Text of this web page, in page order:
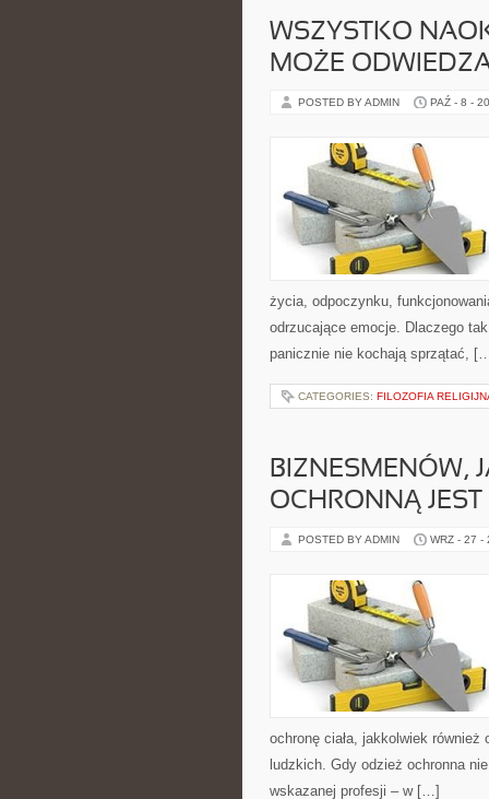
WSZYSTKO
MOŻE
POSTED BY ADMIN PAŹ - 8 -
życia, odpoczynku,
odrzucające emocje. Dlaczego
panicznie nie kochają sprzątać,
CATEGORIES: FILOZOFIA
BIZNESMENÓW,
OCHRONNĄ JEST
POSTED BY ADMIN WRZ - 27 -
ochronę ciała, jakkolwiek
ludzkich. Gdy odzież ochronna
wskazanej profesji – w […]